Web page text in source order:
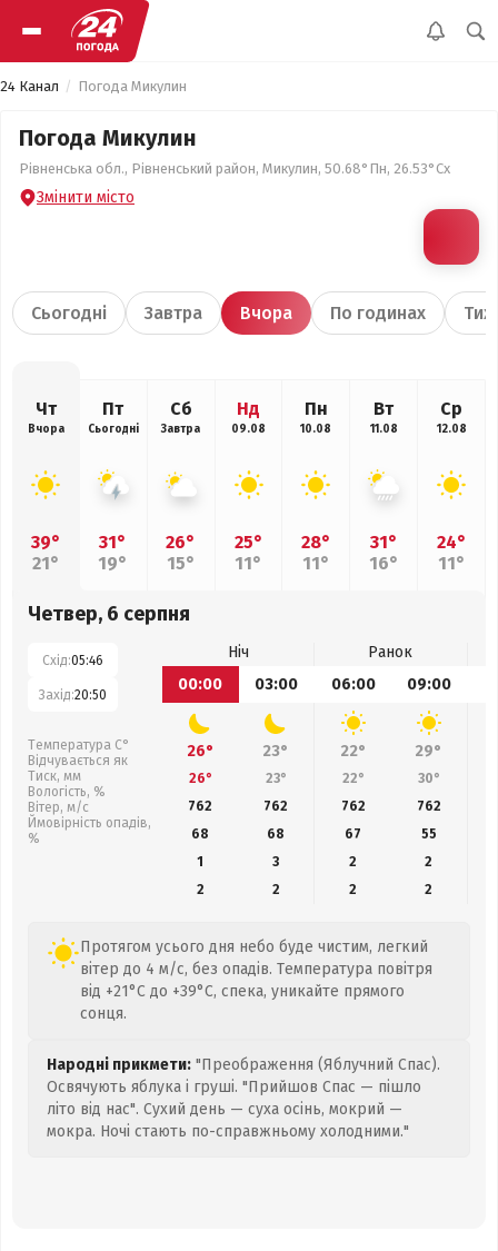
24 Канал Погода Микулин
Погода Микулин
Рівненська обл., Рівненський район, Микулин, 50.68°Пн, 26.53°Сх
Змінити місто
Сьогодні Завтра Вчора По годинах
Чт
Вчора
39°
21°
Пт
Сьогодні
31°
19°
Сб
Завтра
26°
15°
Нд
09.08
25°
11°
Пн
10.08
28°
11°
Вт
11.08
31°
16°
Ср
12.08
24°
11°
Четвер, 6 серпня
Схід:05:46
Захід:20:50
Температура С°
Відчувається як
Тиск, мм
Вологість, %
Вітер, м/с
Ймовірність опадів,
%
Ніч
Ранок
00:00
03:00 06:00 09:00
26° 23° 22° 29°
26° 23° 22° 30°
762
762 762 762
68
68 67 55
1
3 2
2
2
2 2 2
Протягом усього дня небо буде чистим, легкий
вітер до 4 м/с, без опадів. Температура повітря
від +21°C до +39°C, спека, уникайте прямого
сонця.
Народні прикмети: "Преображення (Яблучний Спас).
Освячують яблука і груші. "Прийшов Спас — пішло
літо від нас". Сухий день — суха осінь, мокрий —
мокра. Ночі стають по-справжньому холодними."